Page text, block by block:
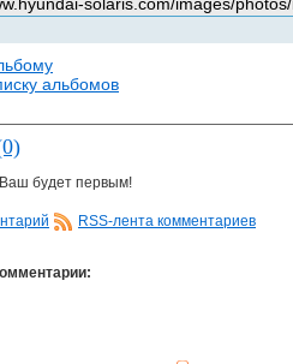
альбомов
будет первым!
RSS-лента комментариев